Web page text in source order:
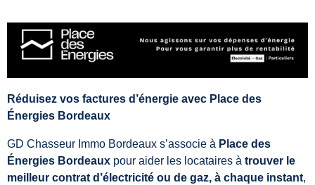
Réduisez vos factures d’énergie avec Place des
Énergies Bordeaux
GD Chasseur Immo Bordeaux s’associe à Place des
Énergies Bordeaux pour aider les locataires à trouver le
meilleur contrat d’électricité ou de gaz, à chaque instant,